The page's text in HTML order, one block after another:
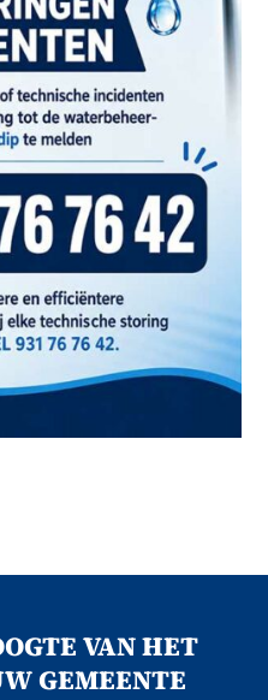
VAN HET
GEMEENTE